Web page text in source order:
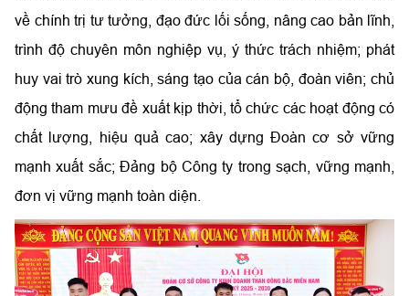
về chính trị tư tưởng, đạo đức lối sống, nâng cao bản lĩnh,
trình độ chuyên môn nghiệp vụ, ý thức trách nhiệm; phát
huy vai trò xung kích, sáng tạo của cán bộ, đoàn viên; chủ
động tham mưu đề xuất kịp thời, tổ chức các hoạt động có
chất lượng, hiệu quả cao; xây dựng Đoàn cơ sở vững
mạnh xuất sắc; Đảng bộ Công ty trong sạch, vững mạnh,
đơn vị vững mạnh toàn diện.